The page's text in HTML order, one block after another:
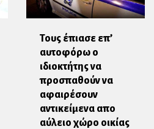
Τους έπιασε επ’
αυτοφόρω ο
ιδιοκτήτης να
προσπαθούν να
αφαιρέσουν
αντικείμενα απο
αύλειο χώρο οικίας